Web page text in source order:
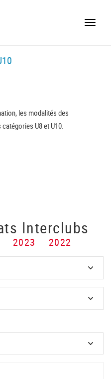
Toggle
les modalités des
U8 et U10.
Interclubs
2023 2022